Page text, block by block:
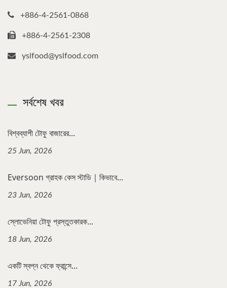
+886-4-2561-0868
+886-4-2561-2308
yslfood@yslfood.com
সর্বশেষ খবর
বিশ্বব্যাপী টোফু বাজারের...
25 Jun, 2026
Eversoon গ্রাহক কেস স্টাডি｜কিভাবে...
23 Jun, 2026
স্লোভেনিয়া টোফু প্রস্তুতকারক...
18 Jun, 2026
একটি স্বপ্ন থেকে ফ্রান্সে...
17 Jun, 2026